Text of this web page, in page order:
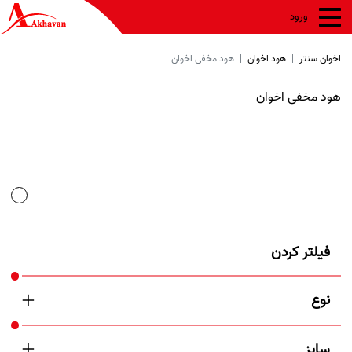
ورود
اخوان سنتر هود اخوان هود مخفی اخوان
هود مخفی اخوان
فیلتر کردن
نوع